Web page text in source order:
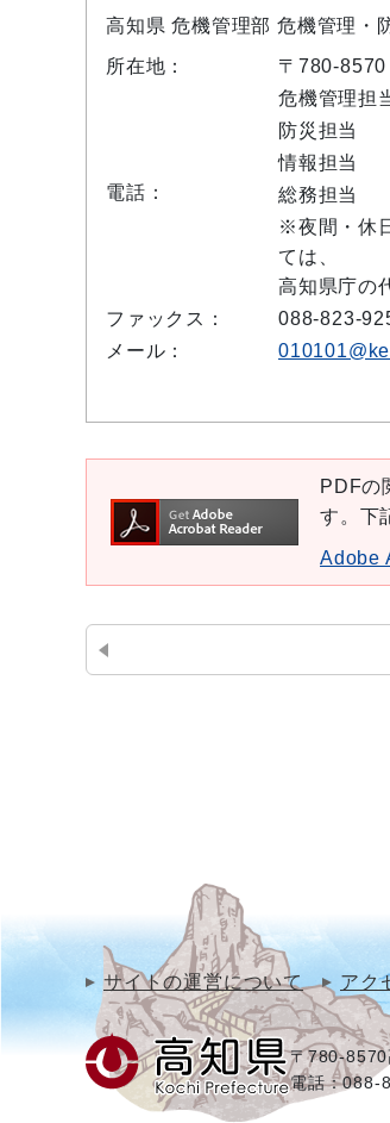
高知県 危機管理部 危機管理・
所在地：
〒780-
電話：
危機管理担
防災担当
情報担当
総務担当
※夜間・休
ては、
高知県庁の
ファックス：
088-823-
メール：
PDFの
す。下
Adobe
サイトの運営について アク
〒780-8570
電話：088-